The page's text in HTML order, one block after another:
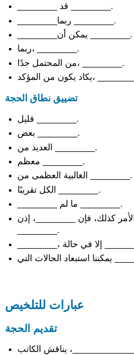
اقترح
حدًا
أشر
إلى
المزيد
الآثار
أو
إضافية
التأكيد
على
أهمية
الحجة
لنشر
الكلمة
مطالبات
المشكلة
________ قد ________.
________ربما ________.
________يمكن أن ________.
ربما، ________.
من المحتمل جدًا، ________.
يكون من المؤكد، ________.
تضييق نطاق الحجة
قليل ________.
بعض ________.
العديد من ________.
معظم ________.
الغالبية العظمى من ________.
الكل تقريبًا ________.
________ ما لم ________.
كذلك، فإن ________، إذن
________.
في حالة ________.
عبارات للتلخيص
تقديم الحجة
يناقش الكاتب